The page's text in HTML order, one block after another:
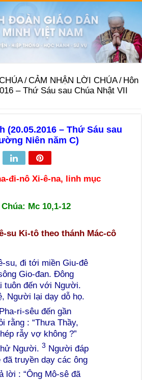
/CẢM NHẬN LỜI CHÚA/ Hôn
– Thứ Sáu sau Chúa Nhật VII
(20.05.2016 – Thứ Sáu sau
Niên năm C)
đi-nô Xi-ê-na, linh mục
Mc 10,1-12
su Ki-tô theo thánh Mác-cô
su, đi tới miền Giu-đê
Gio-đan. Đông
tuôn đến với Người.
Người lại dạy dỗ họ.
ri-sêu đến gần
rằng : “Thưa Thầy,
rẫy vợ không ?”
Người.3 Người đáp
đã truyền dạy các ông
lời : “Ông Mô-sê đã